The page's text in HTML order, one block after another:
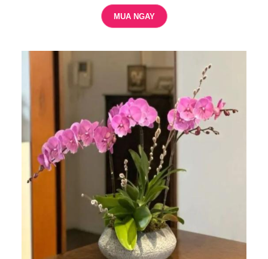
MUA NGAY